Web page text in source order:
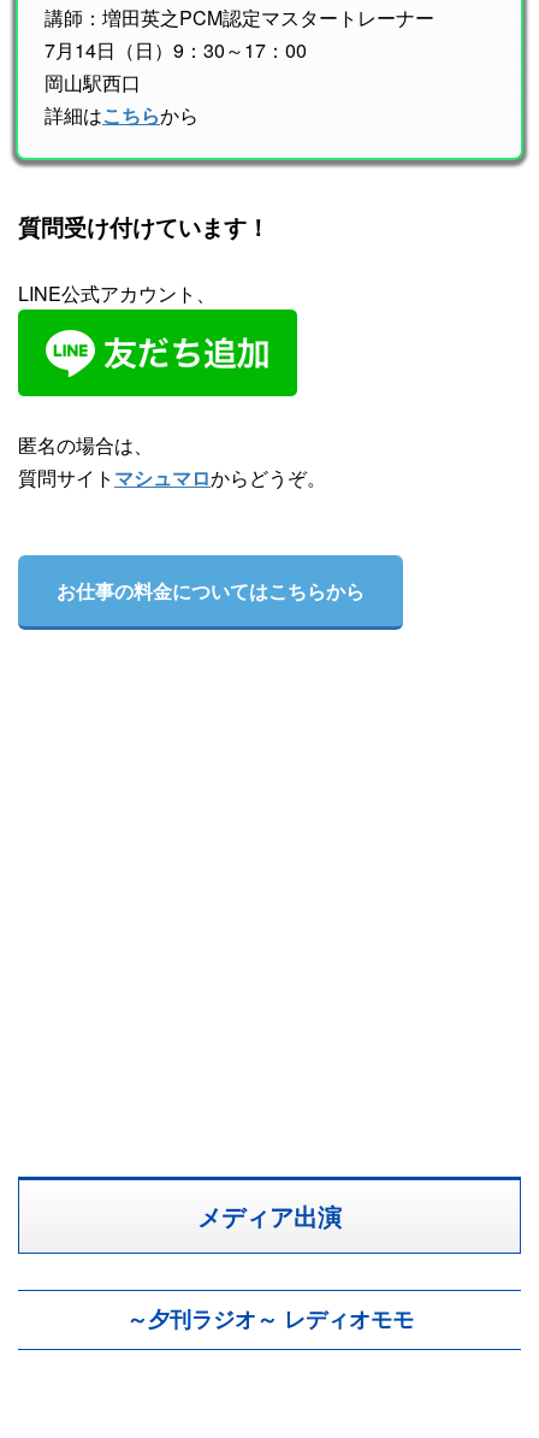
講師：増田英之PCM認定マスタートレーナー
7月14日（日）9：30～17：00
岡山駅西口
詳細はこちらから
質問受け付けています！
LINE公式アカウント、
匿名の場合は、
質問サイト マシュマロからどうぞ。
お仕事の料金についてはこちらから
メディア出演
～夕刊ラジオ～ レディオモモ